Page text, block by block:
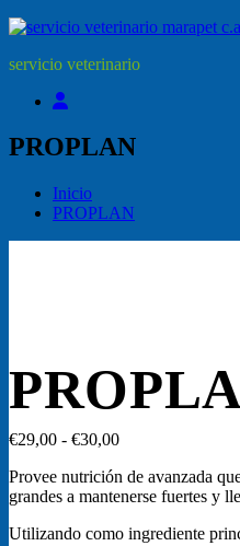
servicio veterinario
PROPLAN
Inicio
PROPLAN
€29,00 - €30,00Rango
precios:
desde
hasta
Provee nutrición de avanzada
grandes a mantenerse fuertes y
Utilizando como ingrediente